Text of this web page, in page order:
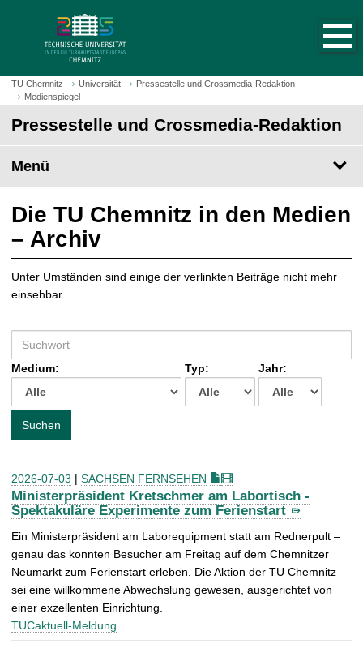
m
H
t
s
i
e
a
u
f
r
u
f
e
TU Chemnitz Universität
Pressestelle und Crossmedia-Redaktion
Medienspiegel
Pressestelle und Crossmedia-Redaktion
Menü
Die TU Chemnitz in den Medien
– Archiv
Unter Umständen sind einige der verlinkten Beiträge nicht mehr
einsehbar.
u
c
e
h
:
Medium: Typ: Jahr:
Suchen
2026-07-03 | SACHSEN FERNSEHEN
Ministerpräsident Kretschmer am Labortisch -
Spektakuläre Experimente zum Ferienstart
Ein Ministerpräsident am Laborequipment statt am Rednerpult –
genau das konnten Besucher am Freitag auf dem Chemnitzer
Neumarkt zum Ferienstart erleben. Die Aktion der TU Chemnitz
sei eine willkommene Abwechslung gewesen, ausgerichtet von
einer exzellenten Einrichtung.
TUCaktuell-Meldung